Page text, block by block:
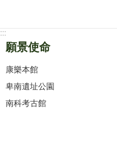
:::
願景使命
康樂本館
卑南遺址公園
南科考古館